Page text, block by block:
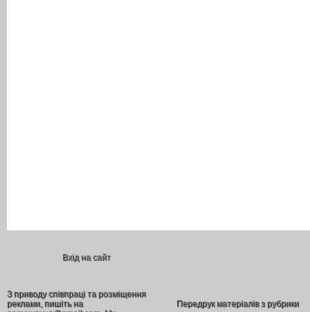
Вхід на сайт
З приводу співпраці та розміщення
реклами, пишіть на
Передрук матеріалів з рубрики